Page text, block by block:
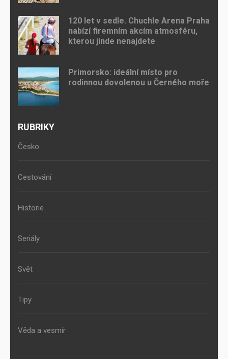
120 let v sedle. Chuchle Arena Praha
nabízí firemním akcím atmosféru,
kterou jinde nenajdete
Primorsko: ideální místo pro
rodinnou dovolenou u Černého moře
RUBRIKY
Česko
Cestování
Historie
Seriály
Svět
Tipy
Věda a vesmír